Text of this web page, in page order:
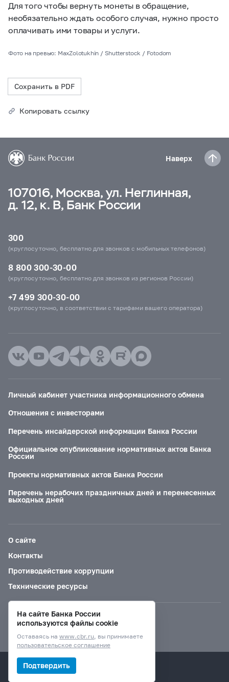
Для того чтобы вернуть монеты в обращение,
необязательно ждать особого случая, нужно просто
оплачивать ими товары и услуги.
Фото на превью: MaxZolotukhin / Shutterstock / Fotodom
Сохранить в PDF
Копировать ссылку
Наверх
107016, Москва, ул. Неглинная,
д. 12, к. В, Банк России
300
(круглосуточно, бесплатно для звонков с мобильных телефонов)
8 800 300-30-00
(круглосуточно, бесплатно для звонков из регионов России)
+7 499 300-30-00
(круглосуточно, в соответствии с тарифами вашего оператора)
Личный кабинет участника информационного обмена
Отношения с инвесторами
Перечень инсайдерской информации Банка России
Официальное опубликование нормативных актов Банка
России
Проекты нормативных актов Банка России
Перечень нерабочих праздничных дней и перенесенных
выходных дней
О сайте
Контакты
Противодействие коррупции
Технические ресурсы
Версия для слабовидящих
© Банк России, 2000–2026.
На сайте Банка России
используются файлы cookie
Оставаясь на www.cbr.ru, вы принимаете
пользовательское соглашение
Подтвердить